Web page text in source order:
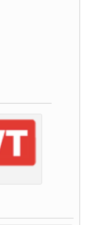
de Direito
da CNTTL
de reajuste
está mantido,
(20)
liga o Mercosul ao
protesto
da Classe
PARA A